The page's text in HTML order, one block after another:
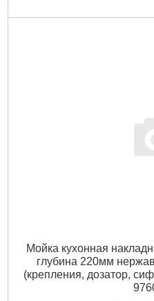
Мойка кухонная
глубина 220мм
(крепления, дозатор,